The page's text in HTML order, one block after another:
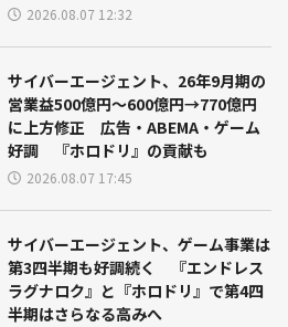
2026.08.07 12:32
サイバーエージェント、26年9月期の
営業益500億円～600億円→770億円
に上方修正 広告・ABEMA・ゲーム
好調 『ホロドリ』の貢献も
2026.08.07 17:45
サイバーエージェント、ゲーム事業は
第3四半期も好調続く 『エンドレス
ラグナロク』と『ホロドリ』で第4四
半期はさらなる高みへ